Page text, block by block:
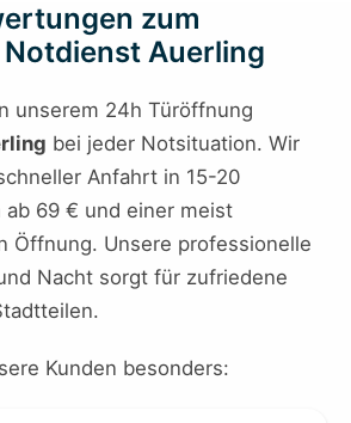
zum
Auerling
unserem 24h Türöffnung
bei jeder Notsituation. Wir
Anfahrt in 15-20
ab 69 € und einer meist
Öffnung. Unsere professionelle
Nacht sorgt für zufriedene
Kunden besonders: